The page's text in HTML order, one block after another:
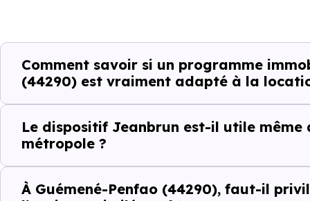
La qualité résidentielle du
La tension locative
Comment savoir si un programme
(44290) est vraiment adapté à la
Le dispositif Jeanbrun est-il utile même
métropole ?
À Guémené-Penfao (44290), faut-il